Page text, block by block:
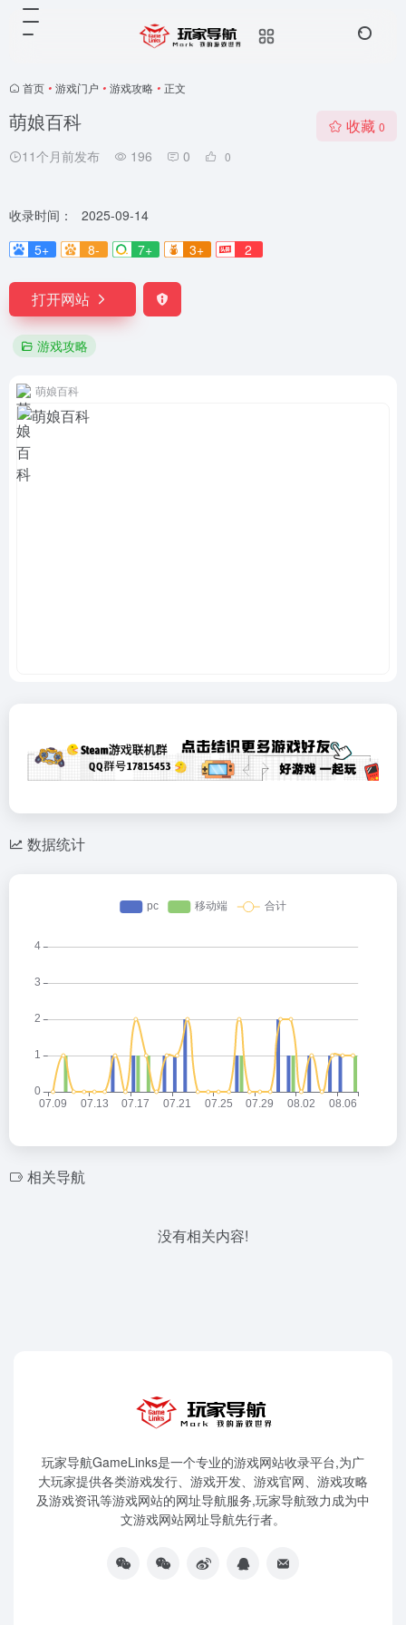
首页 • 游戏门户 • 游戏攻略 • 正文
萌娘百科
11个月前发布 196 0 0
收藏 0
收录时间：
2025-09-14
5+
8- 7+ 3+ 2
打开网站
游戏攻略
萌娘百科
数据统计
相关导航
没有相关内容!
玩家导航GameLinks是一个专业的游戏网站收录平台,为广
大玩家提供各类游戏发行、游戏开发、游戏官网、游戏攻略
及游戏资讯等游戏网站的网址导航服务,玩家导航致力成为中
文游戏网站网址导航先行者。